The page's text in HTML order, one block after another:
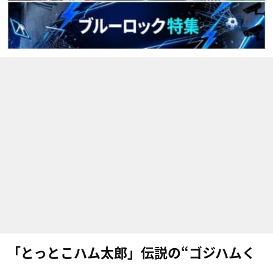
「とっとこハム太郎」伝説の“ゴジハムく